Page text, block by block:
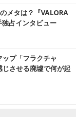
メタは？『VALORA
占インタビュー
プ「フラクチャ
させる廃墟で何が起